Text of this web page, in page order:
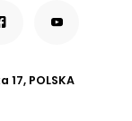
POLSKA